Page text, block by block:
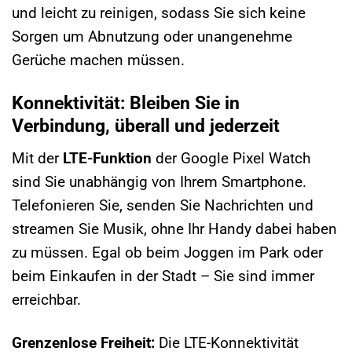
und leicht zu reinigen, sodass Sie sich keine
Sorgen um Abnutzung oder unangenehme
Gerüche machen müssen.
Konnektivität: Bleiben Sie in
Verbindung, überall und jederzeit
Mit der LTE-Funktion der Google Pixel Watch
sind Sie unabhängig von Ihrem Smartphone.
Telefonieren Sie, senden Sie Nachrichten und
streamen Sie Musik, ohne Ihr Handy dabei haben
zu müssen. Egal ob beim Joggen im Park oder
beim Einkaufen in der Stadt – Sie sind immer
erreichbar.
Grenzenlose Freiheit: Die LTE-Konnektivität